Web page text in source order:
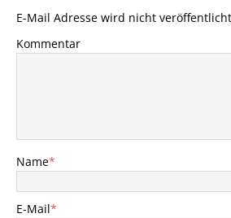
E-Mail Adresse wird nicht
Kommentar
Name*
E-Mail*